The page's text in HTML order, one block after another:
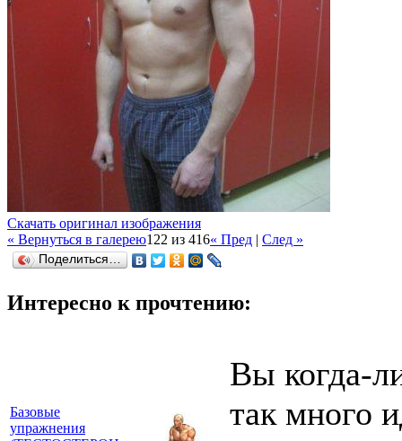
Скачать оригинал изображения
« Вернуться в галерею122 из 416« Пред | След »
Поделиться…
Интересно к прочтению:
Базовые
упражнения
Вы когда-
так много